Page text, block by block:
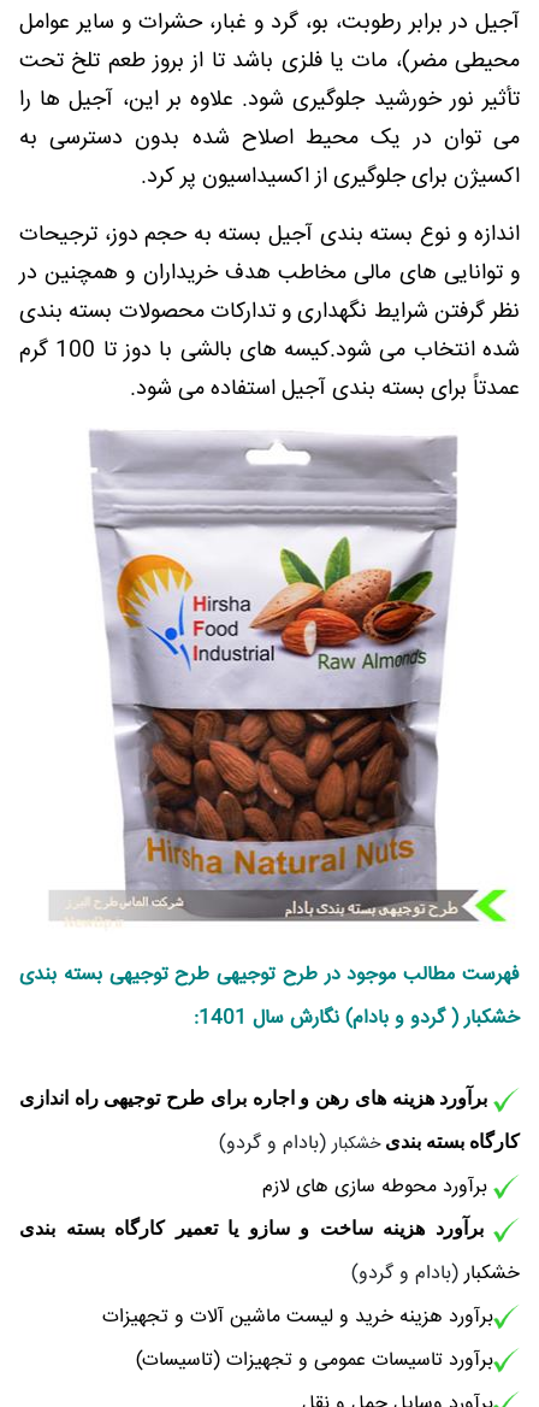
آجیل در برابر رطوبت، بو، گرد و غبار، حشرات و سایر عوامل
محیطی مضر)، مات یا فلزی باشد تا از بروز طعم تلخ تحت
تأثیر نور خورشید جلوگیری شود. علاوه بر این، آجیل ها را
می توان در یک محیط اصلاح شده بدون دسترسی به
اکسیژن برای جلوگیری از اکسیداسیون پر کرد.
اندازه و نوع بسته بندی آجیل بسته به حجم دوز، ترجیحات
و توانایی های مالی مخاطب هدف خریداران و همچنین در
نظر گرفتن شرایط نگهداری و تدارکات محصولات بسته بندی
شده انتخاب می شود.کیسه های بالشی با دوز تا 100 گرم
عمدتاً برای بسته بندی آجیل استفاده می شود.
فهرست مطالب موجود در طرح توجیهی طرح توجیهی بسته بندی
خشکبار ( گردو و بادام) نگارش سال 1401:
برآورد هزینه های رهن و اجاره برای طرح توجیهی راه اندازی
کارگاه بسته بندیخشکبار (بادام و گردو)
برآورد محوطه سازی های لازم
برآورد هزینه ساخت و سازو یا تعمیرکارگاه بسته بندی
خشکبار(بادام و گردو)
برآورد هزینه خرید و لیست ماشین آلات و تجهیزات
برآورد تاسیسات عمومی و تجهیزات (تاسیسات)